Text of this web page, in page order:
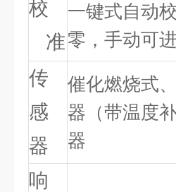
校
准
一键式自动
零，手动可
传
感
器
催化燃烧式
器（带温度
器
响